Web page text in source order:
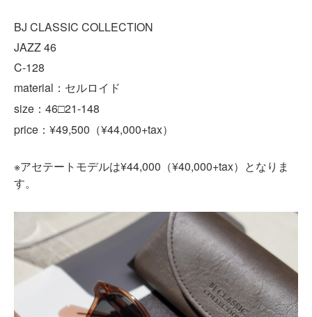
BJ CLASSIC COLLECTION
JAZZ 46
C-128
material：セルロイド
size：46□21-148
price：¥49,500（¥44,000+tax）
※アセテートモデルは¥44,000 （¥40,000+tax）となりま
す。